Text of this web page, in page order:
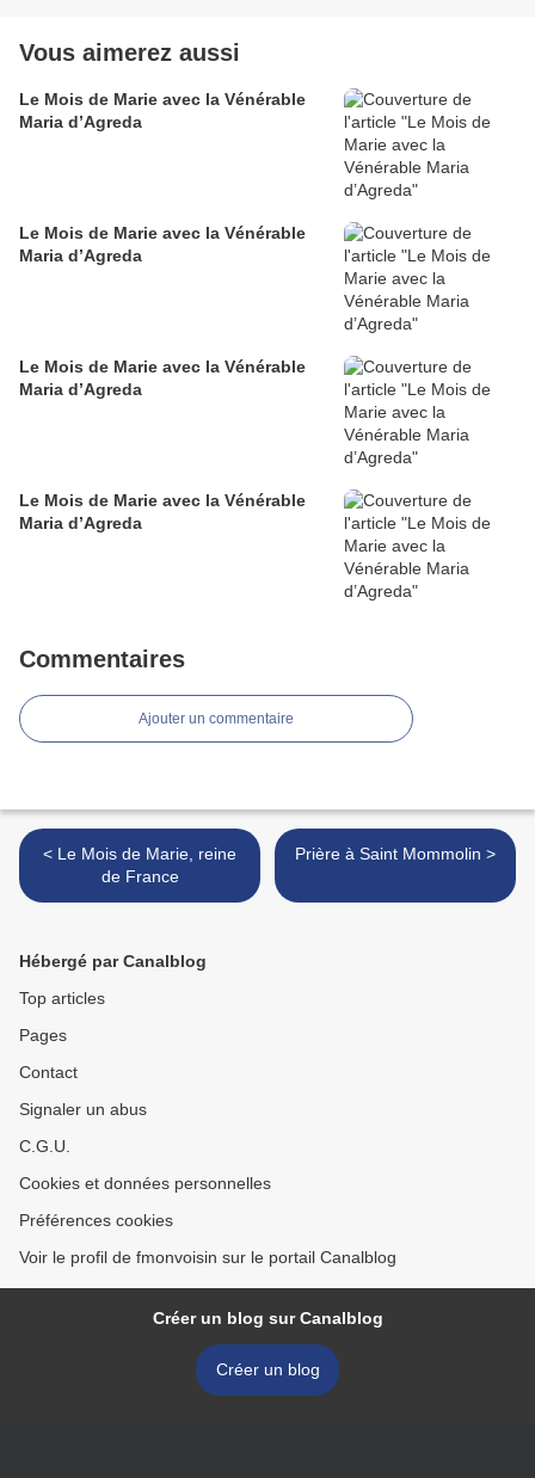
Vous aimerez aussi
Le Mois de Marie avec la Vénérable
Maria d’Agreda
Le Mois de Marie avec la Vénérable
Maria d’Agreda
Le Mois de Marie avec la Vénérable
Maria d’Agreda
Le Mois de Marie avec la Vénérable
Maria d’Agreda
Commentaires
Ajouter un commentaire
< Le Mois de Marie, reine
de France
Prière à Saint Mommolin >
Hébergé par Canalblog
Top articles
Pages
Contact
Signaler un abus
C.G.U.
Cookies et données personnelles
Préférences cookies
Voir le profil de fmonvoisin sur le portail Canalblog
Créer un blog sur Canalblog
Créer un blog